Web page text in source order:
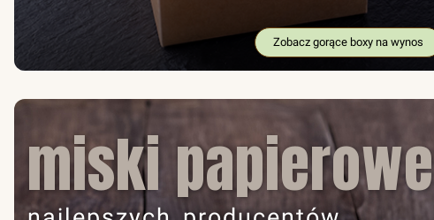
Zobacz gorące boxy na wynos
miski papierowe